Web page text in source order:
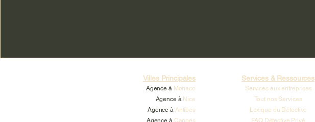
Villes Principales
Agence àMonaco
Agence à Nice
Agence à Antibes
Agence à Cannes
Services & Ressources
Services aux entreprises
Tout nos Services
Lexique du Détective
FAQ Détective Privé